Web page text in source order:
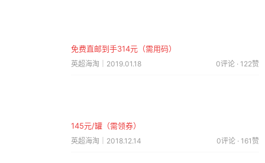
免费直邮到手314元（需用码）
英超海淘｜2019.01.18 0评论 · 122赞
145元/罐（需领券）
英超海淘｜2018.12.14 0评论 · 161赞